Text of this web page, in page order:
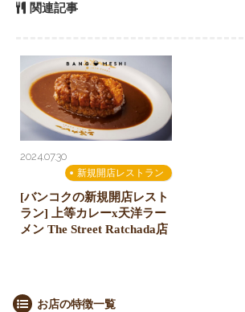
関連記事
2024.07.30
新規開店レストラン
[バンコクの新規開店レスト
ラン] 上等カレーx天洋ラー
メン The Street Ratchada店
お店の特徴一覧